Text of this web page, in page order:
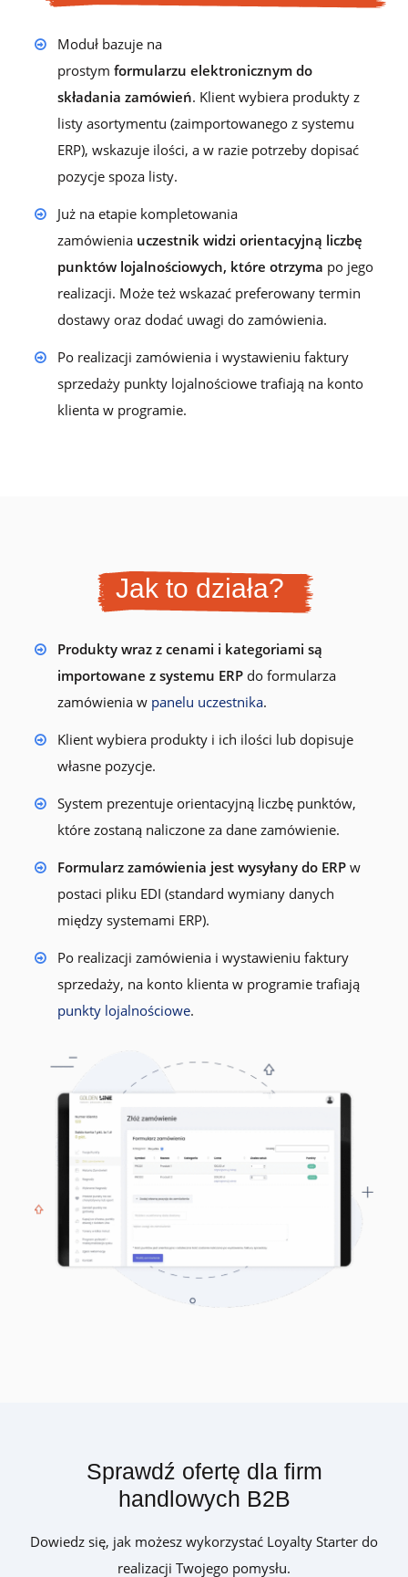
Moduł bazuje na
prostym formularzu elektronicznym do
składania zamówień. Klient wybiera produkty z
listy asortymentu (zaimportowanego z systemu
ERP), wskazuje ilości, a w razie potrzeby dopisać
pozycje spoza listy.
Już na etapie kompletowania
zamówienia uczestnik widzi orientacyjną liczbę
punktów lojalnościowych, które otrzyma po jego
realizacji. Może też wskazać preferowany termin
dostawy oraz dodać uwagi do zamówienia.
Po realizacji zamówienia i wystawieniu faktury
sprzedaży punkty lojalnościowe trafiają na konto
klienta w programie.
Jak to działa?
Produkty wraz z cenami i kategoriami są
importowane z systemu ERPdo formularza
zamówienia w panelu uczestnika.
Klient wybiera produkty i ich ilości lub dopisuje
własne pozycje.
System prezentuje orientacyjną liczbę punktów,
które zostaną naliczone za dane zamówienie.
Formularz zamówienia jest wysyłany do ERPw
postaci pliku EDI (standard wymiany danych
między systemami ERP).
Po realizacji zamówienia i wystawieniu faktury
sprzedaży, na konto klienta w programie trafiają
punkty lojalnościowe.
Sprawdź ofertę dla firm
handlowych B2B
Dowiedz się, jak możesz wykorzystać Loyalty Starter do
realizacji Twojego pomysłu.